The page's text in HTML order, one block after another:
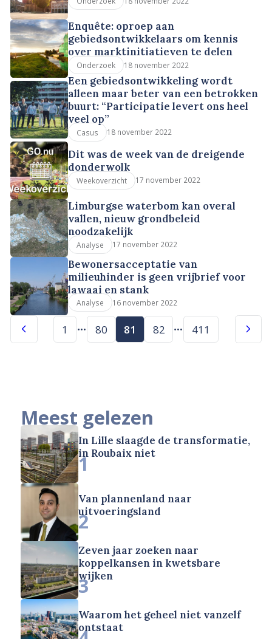
Enquête: oproep aan
gebiedsontwikkelaars om kennis
over marktinitiatieven te delen
Onderzoek 18 november 2022
Een gebiedsontwikkeling wordt
alleen maar beter van een betrokken
buurt: “Participatie levert ons heel
veel op”
Casus 18 november 2022
Dit was de week van de dreigende
donderwolk
Weekoverzicht 17 november 2022
Limburgse waterbom kan overal
vallen, nieuw grondbeleid
noodzakelijk
Analyse 17 november 2022
Bewonersacceptatie van
milieuhinder is geen vrijbrief voor
lawaai en stank
Analyse 16 november 2022
1 80 81 82 411
Meest gelezen
In Lille slaagde de transformatie,
in Roubaix niet
1
Van plannenland naar
uitvoeringsland
2
Zeven jaar zoeken naar
koppelkansen in kwetsbare
wijken
3
Waarom het geheel niet vanzelf
ontstaat